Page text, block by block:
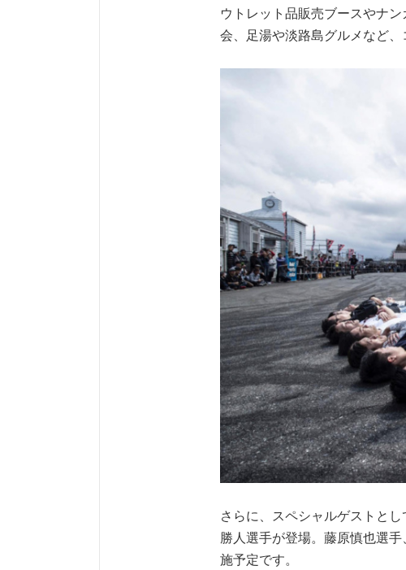
ウトレット品販売ブースやナ
会、足湯や淡路島グルメなど、
さらに、スペシャルゲストと
勝人選手が登場。藤原慎也選
施予定です。